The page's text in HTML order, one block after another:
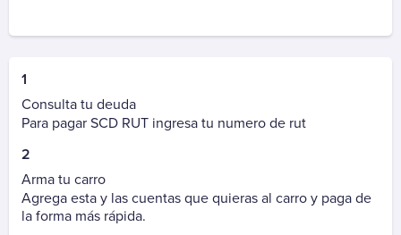
Costanera Norte
Nogales Puchuncavi (Ex Canopsa)
Total Autopistas - TAG
Vespucio Norte
1
Consulta tu deuda
Para pagar SCD RUT ingresa tu numero de rut
2
Arma tu carro
Agrega esta y las cuentas que quieras al carro y paga de
la forma más rápida.